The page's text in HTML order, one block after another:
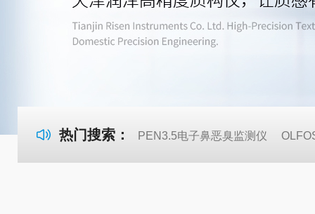
热门搜索： PEN3.5电子鼻恶臭监测仪